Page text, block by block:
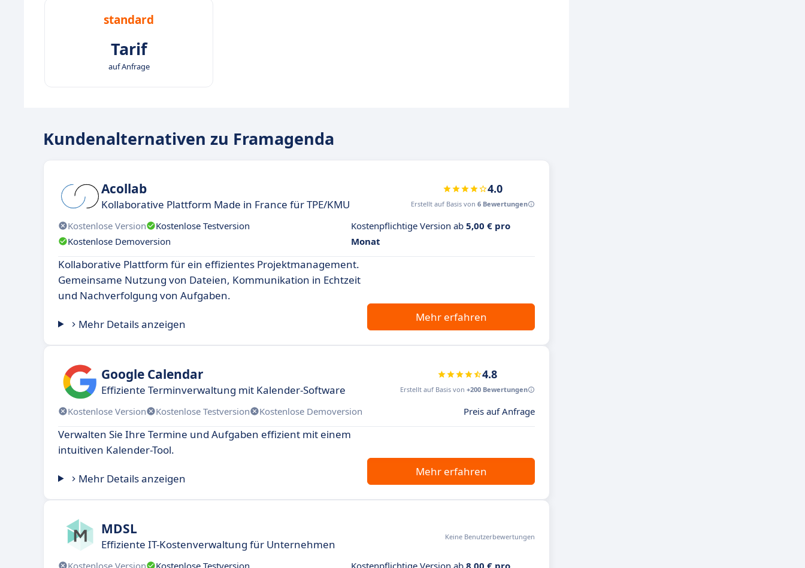
standard
Tarif
auf Anfrage
Kundenalternativen zu Framagenda
Acollab
Kollaborative Plattform Made in France für TPE/KMU
4.0
Erstellt auf Basis von 6 Bewertungen
Kostenlose Version
Kostenlose Testversion
Kostenlose Demoversion
Kostenpflichtige Version ab 5,00 € pro
Monat
Kollaborative Plattform für ein effizientes Projektmanagement.
Gemeinsame Nutzung von Dateien, Kommunikation in Echtzeit
und Nachverfolgung von Aufgaben.
Mehr Details anzeigen
Mehr erfahren
Google Calendar
Effiziente Terminverwaltung mit Kalender-Software
4.8
Erstellt auf Basis von +200 Bewertungen
Kostenlose Version Kostenlose Testversion Kostenlose Demoversion Preis auf Anfrage
Verwalten Sie Ihre Termine und Aufgaben effizient mit einem
intuitiven Kalender-Tool.
Mehr Details anzeigen
Mehr erfahren
MDSL
Effiziente IT-Kostenverwaltung für Unternehmen
Keine Benutzerbewertungen
Kostenlose Version Kostenlose Testversion Kostenpflichtige Version ab 8,00 € pro